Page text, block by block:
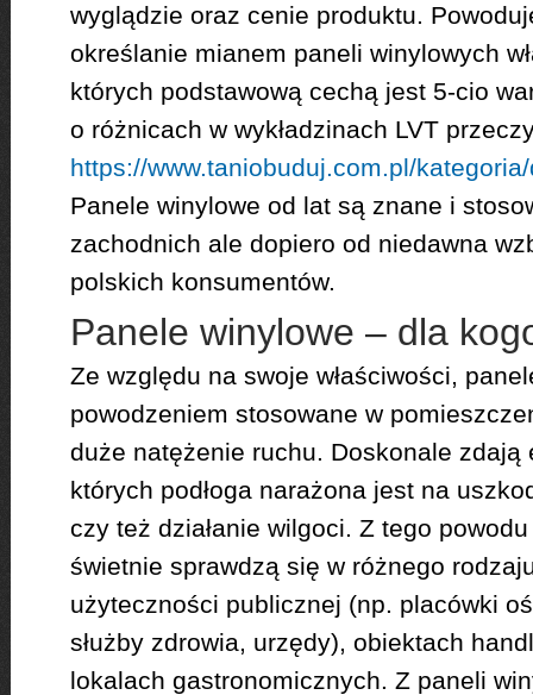
wyglądzie oraz cenie produktu.
określanie mianem paneli winylowych
których podstawową cechą jest 5-cio
o różnicach w wykładzinach LVT
https://www.taniobuduj.com.pl/
Panele winylowe od lat są znane i
zachodnich ale dopiero od niedawna
polskich konsumentów.
Panele winylowe – dla
Ze względu na swoje właściwości,
powodzeniem stosowane w
duże natężenie ruchu. Doskonale zdają
których podłoga narażona jest na
czy też działanie wilgoci. Z tego
świetnie sprawdzą się w różnego
użyteczności publicznej (np. placówki
służby zdrowia, urzędy), obiektach
lokalach gastronomicznych. Z paneli